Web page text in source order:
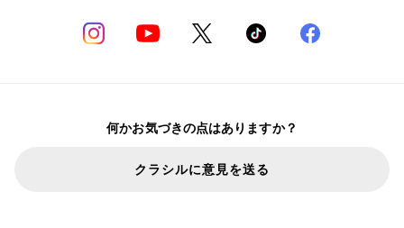
何かお気づきの点はありますか？
クラシルに意見を送る